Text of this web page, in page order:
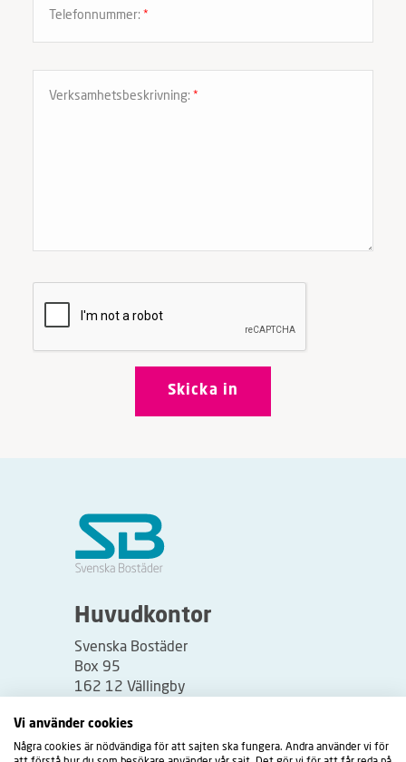
Telefonnummer: *
Verksamhetsbeskrivning: *
Huvudkontor
Svenska Bostäder
Box 95
162 12 Vällingby
Besöksadress:
Vällingbyplan 2
Vi använder cookies
Några cookies är nödvändiga för att sajten ska fungera. Andra använder vi för